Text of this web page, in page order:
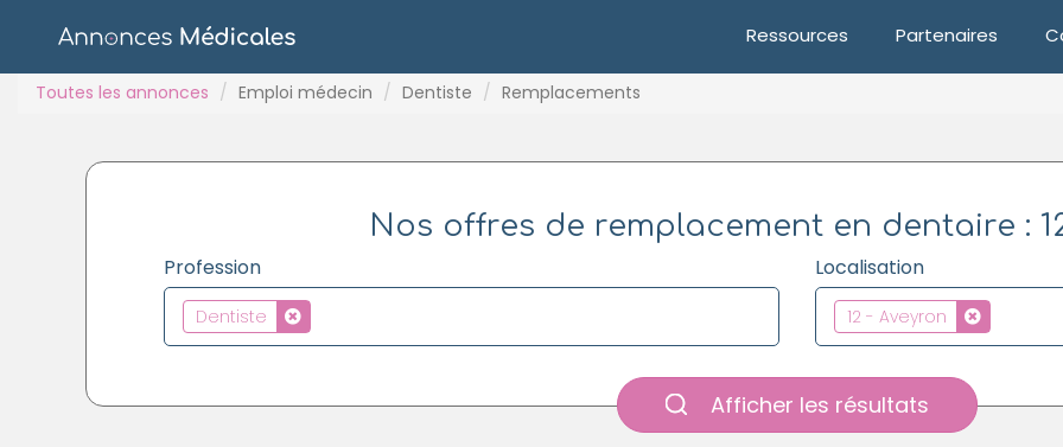
Ressources Partenaires
Toutes les annonces Emploi médecin Dentiste Remplacements
Nos offres de remplacement en dentaire :
Profession
Dentiste
Localisation
12 - Aveyron
Afficher les résultats